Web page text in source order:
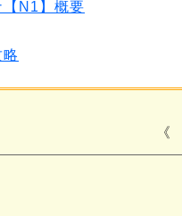
【N1】概要